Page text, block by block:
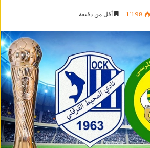
1٬198 أقل من دقيقة